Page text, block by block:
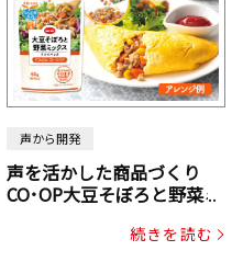
声から開発
声を活かした商品づくり
CO･OP大豆そぼろと野菜ミ
じん・コーン入り）続きを読む